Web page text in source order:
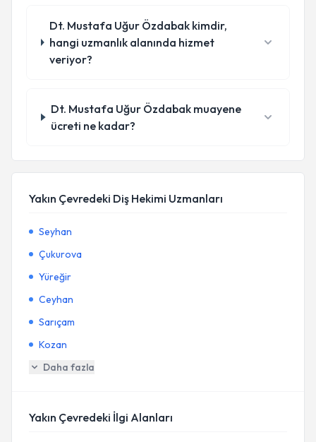
Dt. Mustafa Uğur Özdabak kimdir,
hangi uzmanlık alanında hizmet
veriyor?
Dt. Mustafa Uğur Özdabak muayene
ücreti ne kadar?
Yakın Çevredeki Diş Hekimi Uzmanları
Seyhan
Çukurova
Yüreğir
Ceyhan
Sarıçam
Kozan
Daha fazla
Yakın Çevredeki İlgi Alanları